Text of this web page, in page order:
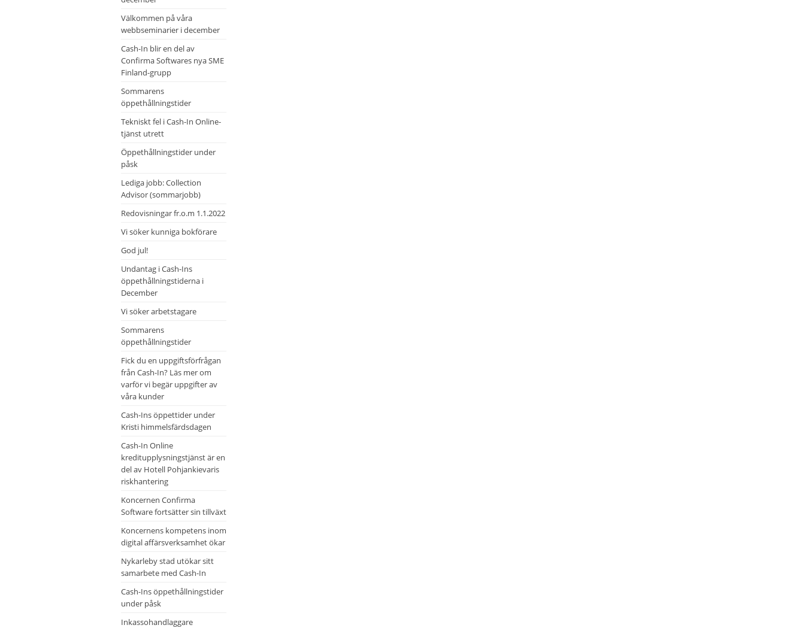
Välkommen på våra
webbseminarier i december
Cash-In blir en del av
Confirma Softwares nya SME
Finland-grupp
Sommarens
öppethållningstider
Tekniskt fel i Cash-In Online-
tjänst utrett
Öppethållningstider under
påsk
Lediga jobb: Collection
Advisor (sommarjobb)
Redovisningar fr.o.m 1.1.2022
Vi söker kunniga bokförare
God jul!
Undantag i Cash-Ins
öppethållningstiderna i
December
Vi söker arbetstagare
Sommarens
öppethållningstider
Fick du en uppgiftsförfrågan
från Cash-In? Läs mer om
varför vi begär uppgifter av
våra kunder
Cash-Ins öppettider under
Kristi himmelsfärdsdagen
Cash-In Online
kreditupplysningstjänst är en
del av Hotell Pohjankievaris
riskhantering
Koncernen Confirma
Software fortsätter sin tillväxt
Koncernens kompetens inom
digital affärsverksamhet ökar
Nykarleby stad utökar sitt
samarbete med Cash-In
Cash-Ins öppethållningstider
under påsk
Inkassohandlaggare